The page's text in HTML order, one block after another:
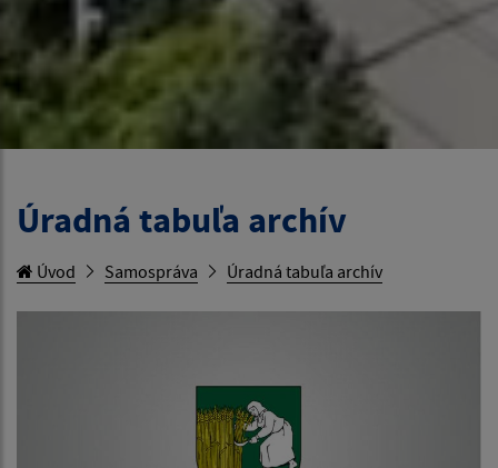
Úradná tabuľa archív
Úvod Samospráva Úradná tabuľa archív